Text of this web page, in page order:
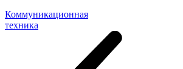
Коммуникационная
техника